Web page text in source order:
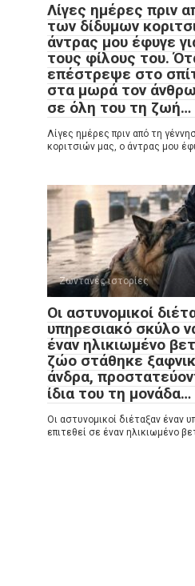
Λίγες ημέρες πριν
των δίδυμων
άντρας μου έφυγε
τους φίλους του.
επέστρεψε στο
στα μωρά τον
σε όλη του τη ζωή…
Λίγες ημέρες πριν από τη
κοριτσιών μας, ο άντρας μου
Ζωντανές ιστορίες
Οι αστυνομικοί
υπηρεσιακό σκύλο
έναν ηλικιωμένο
ζώο στάθηκε
άνδρα,
ίδια του τη μονάδα…
Οι αστυνομικοί διέταξαν έναν
επιτεθεί σε έναν ηλικιωμένο